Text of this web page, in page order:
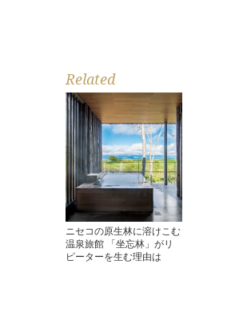
Related
ニセコの原生林に溶けこむ
温泉旅館 「坐忘林」がリ
ピーターを生む理由は